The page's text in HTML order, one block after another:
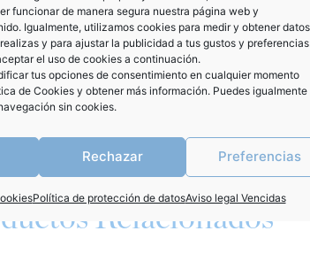
funcionar de manera segura nuestra página web y
Igualmente, utilizamos cookies para medir y obtener datos
y para ajustar la publicidad a tus gustos y
el uso de cookies a continuación.
tus opciones de consentimiento en cualquier momento
de Cookiesy obtener más información. Puedes igualmente
sin cookies.
Rechazar Preferencias
Política de protección de datosAviso legal Vencidas
Relacionados